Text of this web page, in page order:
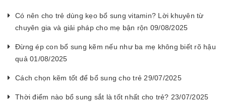
Có nên cho trẻ dùng kẹo bổ sung vitamin? Lời khuyên từ
chuyên gia và giải pháp cho mẹ bận rộn 09/08/2025
Đừng ép con bổ sung kẽm nếu như ba mẹ không biết rõ hậu
quả 01/08/2025
Cách chọn kẽm tốt để bổ sung cho trẻ 29/07/2025
Thời điểm nào bổ sung sắt là tốt nhất cho trẻ? 23/07/2025